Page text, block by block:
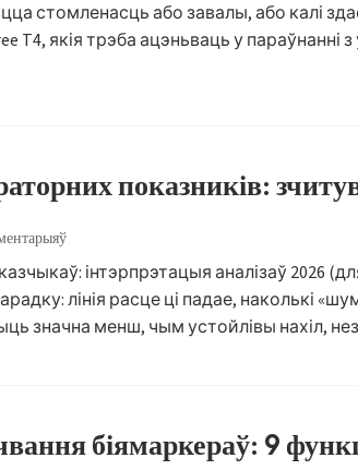
стомленасць або завалы, або калі
T4, якія трэба ацэньваць у параўнанні
показників:
інтэрпрэтацыя аналізаў 2026
лінія расце ці падае, наколькі
значна менш, чым устойлівы нахіл,
біямаркераў: 9